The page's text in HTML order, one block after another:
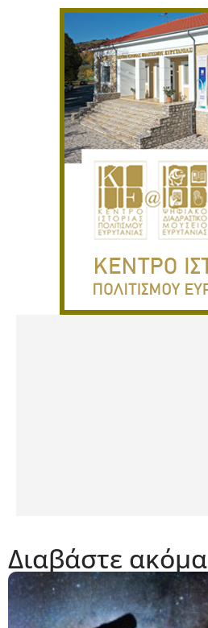
Διαβάστε ακόμα